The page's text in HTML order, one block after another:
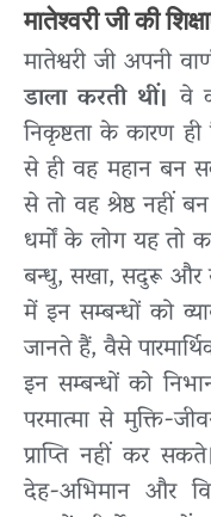
मातेश्वरी जी की
मातेश्वरी जी अपनी
डाला करती थीं। वे
निकृष्टता के कारण
से ही वह महान बन
से तो वह श्रेष्ठ नहीं
धर्मों के लोग यह तो
बन्धु, सखा, सदुरू और
में इन सम्बन्धों को
जानते हैं, वैसे
इन सम्बन्धों को
परमात्मा से मुक्ति-
प्राप्ति नहीं कर
देह-अभिमान और